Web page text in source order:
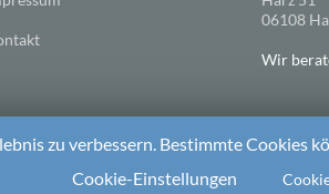
06108
Wir
zu verbessern. Bestimmte Cookies
Cookie-Einstellungen